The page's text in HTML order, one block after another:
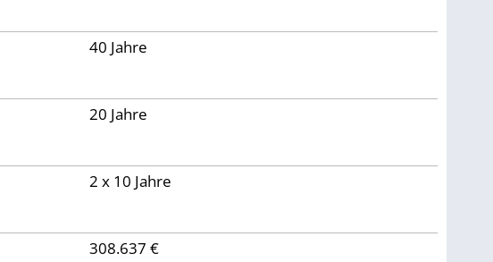
40 Jahre
20 Jahre
2 x 10 Jahre
308.637 €